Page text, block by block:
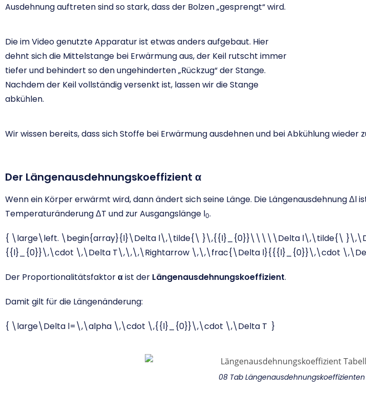
Ausdehnung auftreten sind so stark, dass der Bolzen „gesprengt“ wird.
Die im Video genutzte Apparatur ist etwas anders aufgebaut. Hier
dehnt sich die Mittelstange bei Erwärmung aus, der Keil rutscht immer
tiefer und behindert so den ungehinderten „Rückzug“ der Stange.
Nachdem der Keil vollständig versenkt ist, lassen wir die Stange
abkühlen.
Wir wissen bereits, dass sich Stoffe bei Erwärmung ausdehnen und bei Abkühlung
Der Längenausdehnungskoeffizient α
Wenn ein Körper erwärmt wird, dann ändert sich seine Länge. Die Längenausdehnung Δl
Temperaturänderung ΔT und zur Ausgangslänge l0.
{ \large\left. \begin{array}{l}\Delta l\,\tilde{\ }\,{{l}_{0}}\\\\\Delta l\,\tilde{\
{{l}_{0}}\,\cdot \,\Delta T\,\,\,\Rightarrow \,\,\frac{\Delta l}{{{l}_{0}}\,\cdot
Der Proportionalitätsfaktorαist der Längenausdehnungskoeffizient.
Damit gilt für die Längenänderung:
{ \large\Delta l=\,\alpha \,\cdot \,{{l}_{0}}\,\cdot \,\Delta T }
08 Tab Längenausdehnungskoeffizienten